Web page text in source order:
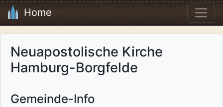
Home
Neuapostolische Kirche
Hamburg-Borgfelde
Gemeinde-Info